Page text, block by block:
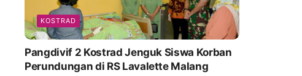
KOSTRAD
Pangdivif 2 Kostrad Jenguk Siswa Korban
Perundungan di RS Lavalette Malang